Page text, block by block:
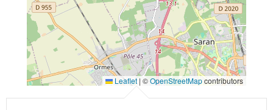
Leaflet | ©OpenStreetMapcontributors